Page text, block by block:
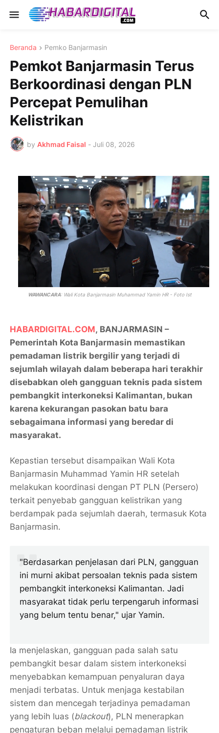
Beranda Pemko Banjarmasin
Pemkot Banjarmasin Terus
Berkoordinasi dengan PLN
Percepat Pemulihan
Kelistrikan
by Akhmad Faisal - Juli 08, 2026
WAWANCARA: Wali Kota Banjarmasin Muhammad Yamin HR - Foto Ist
HABARDIGITAL.COM, BANJARMASIN –
Pemerintah Kota Banjarmasin memastikan
pemadaman listrik bergilir yang terjadi di
sejumlah wilayah dalam beberapa hari terakhir
disebabkan oleh gangguan teknis pada sistem
pembangkit interkoneksi Kalimantan, bukan
karena kekurangan pasokan batu bara
sebagaimana informasi yang beredar di
masyarakat.
Kepastian tersebut disampaikan Wali Kota
Banjarmasin Muhammad Yamin HR setelah
melakukan koordinasi dengan PT PLN (Persero)
terkait penyebab gangguan kelistrikan yang
berdampak pada sejumlah daerah, termasuk Kota
Banjarmasin.
"Berdasarkan penjelasan dari PLN, gangguan
ini murni akibat persoalan teknis pada sistem
pembangkit interkoneksi Kalimantan. Jadi
masyarakat tidak perlu terpengaruh informasi
yang belum tentu benar," ujar Yamin.
Ia menjelaskan, gangguan pada salah satu
pembangkit besar dalam sistem interkoneksi
menyebabkan kemampuan penyaluran daya
menjadi terbatas. Untuk menjaga kestabilan
sistem dan mencegah terjadinya pemadaman
yang lebih luas (blackout), PLN menerapkan
pengaturan beban melalui pemadaman listrik